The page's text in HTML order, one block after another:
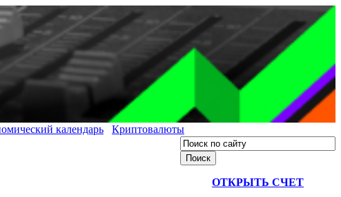
календарь Криптовалюты
ОТКРЫТЬ СЧЕТ